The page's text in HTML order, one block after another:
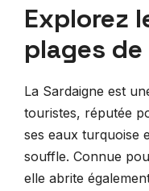
Explorez
plages
La Sardaigne est
touristes, réputée
ses eaux turquoise
souffle. Connue
elle abrite